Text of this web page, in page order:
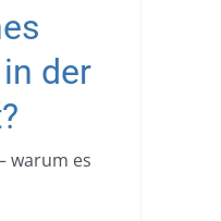
der
warum es